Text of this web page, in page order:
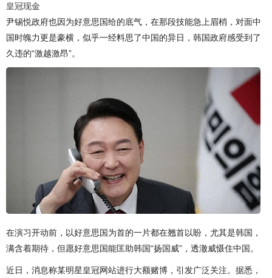
皇冠现金
尹锡悦政府也因为好意思国给的底气，在那段技能急上眉梢，对面中
国时魄力更是豪横，似乎一经料思了中国的异日，韩国政府感受到了
久违的“激越激昂”。
在演习开动前，以好意思国为首的一片都在翘首以盼，尤其是韩国，
满含着期待，但愿好意思国能匡助韩国“扬国威”，透澈威慑住中国。
近日，消息称某明星皇冠网站进行大额赌博，引发广泛关注。据悉，